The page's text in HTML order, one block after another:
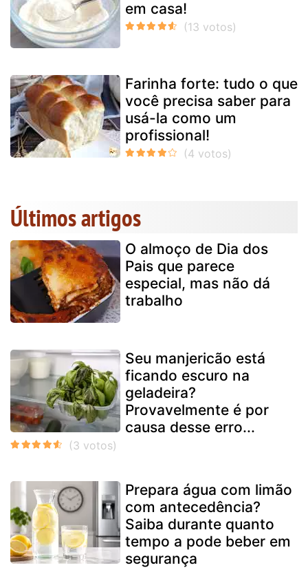
em casa!
Farinha forte: tudo o que
você precisa saber para
usá-la como um
profissional!
Últimos artigos
O almoço de Dia dos
Pais que parece
especial, mas não dá
trabalho
Seu manjericão está
ficando escuro na
geladeira?
Provavelmente é por
causa desse erro...
Prepara água com limão
com antecedência?
Saiba durante quanto
tempo a pode beber em
segurança